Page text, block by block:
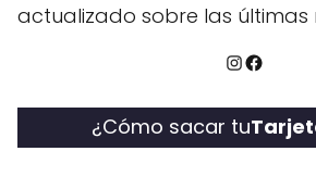
actualizado sobre las últimas
Instagram
¿Cómo sacar tu